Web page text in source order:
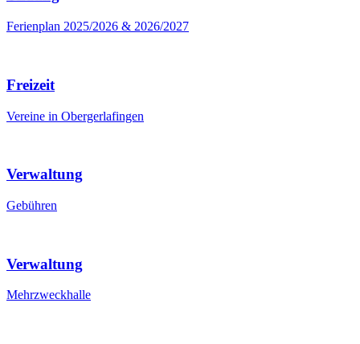
Ferienplan 2025/2026 & 2026/2027
Freizeit
Vereine in Obergerlafingen
Verwaltung
Gebühren
Verwaltung
Mehrzweckhalle